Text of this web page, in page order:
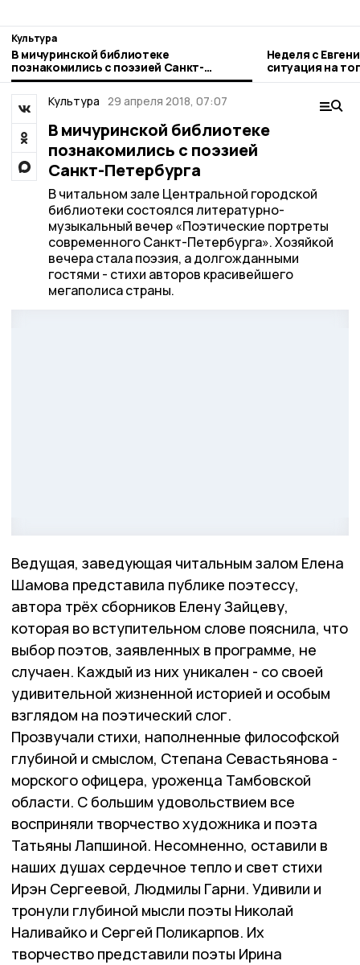
Культура
В мичуринской библиотеке
познакомились с поэзией Санкт-
Петербурга
Неделя с
ситуация на
городе и
Культура 29 апреля 2018, 07:07
В мичуринской библиотеке
познакомились с поэзией
Санкт-Петербурга
В читальном зале Центральной городской
библиотеки состоялся литературно-
музыкальный вечер «Поэтические портреты
современного Санкт-Петербурга». Хозяйкой
вечера стала поэзия, а долгожданными
гостями - стихи авторов красивейшего
мегаполиса страны.
Ведущая, заведующая читальным залом Елена
Шамова представила публике поэтессу,
автора трёх сборников Елену Зайцеву,
которая во вступительном слове пояснила, что
выбор поэтов, заявленных в программе, не
случаен. Каждый из них уникален - со своей
удивительной жизненной историей и особым
взглядом на поэтический слог.
Прозвучали стихи, наполненные философской
глубиной и смыслом, Степана Севастьянова -
морского офицера, уроженца Тамбовской
области. С большим удовольствием все
восприняли творчество художника и поэта
Татьяны Лапшиной. Несомненно, оставили в
наших душах сердечное тепло и свет стихи
Ирэн Сергеевой, Людмилы Гарни. Удивили и
тронули глубиной мысли поэты Николай
Наливайко и Сергей Поликарпов. Их
творчество представили поэты Ирина